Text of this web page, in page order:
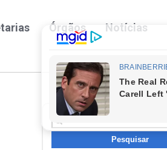
Órgãos Notícias
Pesquisar
por: